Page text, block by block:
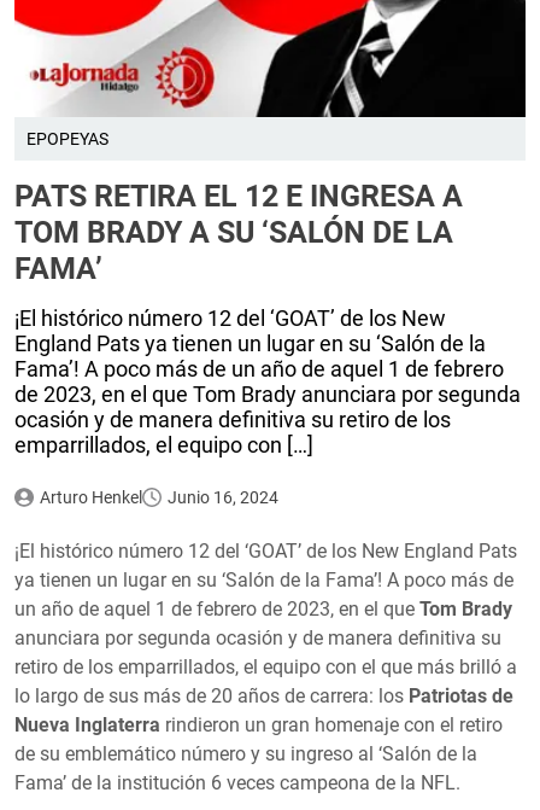
EPOPEYAS
PATS RETIRA EL 12 E INGRESA A
TOM BRADY A SU ‘SALÓN DE LA
FAMA’
¡El histórico número 12 del ‘GOAT’ de los New
England Pats ya tienen un lugar en su ‘Salón de la
Fama’! A poco más de un año de aquel 1 de febrero
de 2023, en el que Tom Brady anunciara por segunda
ocasión y de manera definitiva su retiro de los
emparrillados, el equipo con […]
Arturo Henkel Junio 16, 2024
¡El histórico número 12 del ‘GOAT’ de los New England Pats
ya tienen un lugar en su ‘Salón de la Fama’! A poco más de
un año de aquel 1 de febrero de 2023, en el que Tom Brady
anunciara por segunda ocasión y de manera definitiva su
retiro de los emparrillados, el equipo con el que más brilló a
lo largo de sus más de 20 años de carrera: los Patriotas de
Nueva Inglaterra rindieron un gran homenaje con el retiro
de su emblemático número y su ingreso al ‘Salón de la
Fama’ de la institución 6 veces campeona de la NFL.